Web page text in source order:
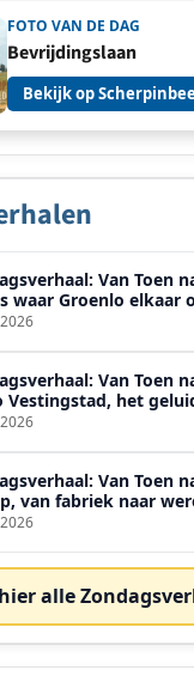
FOTO VAN DE DAG
Bevrijdingslaan
Bekijk op
Van Toen
waar Groenlo elkaar
Van Toen
Vestingstad, het
Van Toen
van fabriek naar
alle